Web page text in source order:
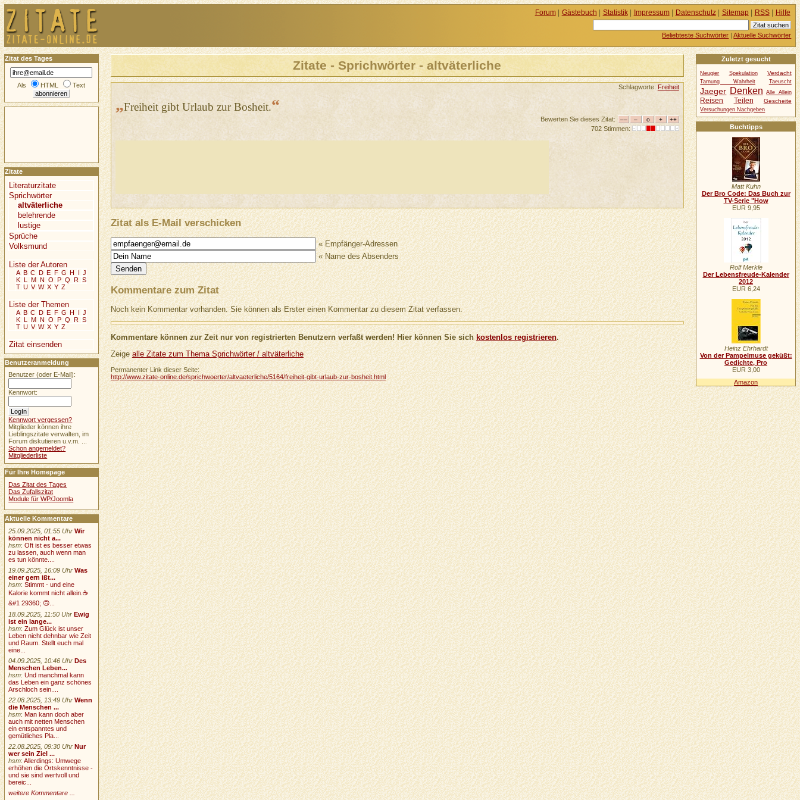
Zitate - Sprichwörter - altväterliche
Schlagworte: Freiheit
„Freiheit gibt Urlaub zur Bosheit.“
Bewerten Sie dieses Zitat:
702 Stimmen:
Zitat als E-Mail verschicken
« Empfänger-Adressen
« Name des Absenders
Kommentare zum Zitat
Noch kein Kommentar vorhanden. Sie können als Erster einen Kommentar zu diesem Zitat verfassen.
Kommentare können zur Zeit nur von registrierten Benutzern verfaßt werden! Hier können Sie sichkostenlos registrieren.
Zeigealle Zitate zum Thema Sprichwörter / altväterliche
Permanenter Link dieser Seite:
http://www.zitate-online.de/sprichwoerter/altvaeterliche/5164/freiheit-gibt-urlaub-zur-bosheit.html
Zuletzt gesucht
Neugier Spekulation Verdacht
Tarnung Wahrheit Taeuscht
Jaeger Denken Alle Allein
Reisen Teilen Gescheite
Versuchungen Nachgeben
Buchtipps
Matt Kuhn
Der Bro Code: Das Buch zur
TV-Serie "How
EUR 9,95
Rolf Merkle
Der Lebensfreude-Kalender
2012
EUR 6,24
Heinz Ehrhardt
Von der Pampelmuse geküßt:
Gedichte, Pro
EUR 3,00
Amazon
Zitat des Tages
Als HTML Text
Zitate
Literaturzitate
Sprichwörter
altväterliche
belehrende
lustige
Sprüche
Volksmund
Liste der Autoren
A B C D E F G H I J
K L M N O P Q R S
T U V W X Y Z
Liste der Themen
A B C D E F G H I J
K L M N O P Q R S
T U V W X Y Z
Zitat einsenden
Benutzeranmeldung
Benutzer (oder E-Mail):
Kennwort:
Kennwort vergessen?
Mitglieder können ihre
Lieblingszitate verwalten, im
Forum diskutieren u.v.m. ...
Schon angemeldet?
Mitgliederliste
Für Ihre Homepage
Das Zitat des Tages
Das Zufallszitat
Module für WP/Joomla
Aktuelle Kommentare
25.09.2025, 01:55 Uhr Wir
können nicht a...
hsm:Oft ist es besser etwas
zu lassen, auch wenn man
es tun könnte....
19.09.2025, 16:09 Uhr Was
einer gern ißt...
hsm:Stimmt - und eine
Kalorie kommt nicht allein.☕
&#1 29360; 🙃...
18.09.2025, 11:50 Uhr Ewig
ist ein lange...
hsm:Zum Glück ist unser
Leben nicht dehnbar wie Zeit
und Raum. Stellt euch mal
eine...
04.09.2025, 10:46 Uhr Des
Menschen Leben...
hsm:Und manchmal kann
das Leben ein ganz schönes
Arschloch sein....
22.08.2025, 13:49 Uhr Wenn
die Menschen ...
hsm:Man kann doch aber
auch mit netten Menschen
ein entspanntes und
gemütliches Pla...
22.08.2025, 09:30 Uhr Nur
wer sein Ziel ...
hsm:Allerdings: Umwege
erhöhen die Ortskenntnisse -
und sie sind wertvoll und
bereic...
weitere Kommentare ...
Forum| Gästebuch | Statistik| Impressum| Datenschutz| Sitemap| RSS| Hilfe
Beliebteste Suchwörter |Aktuelle Suchwörter